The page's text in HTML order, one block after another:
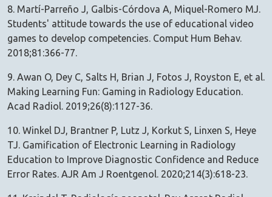
8. Martí-Parreño J, Galbis-Córdova A, Miquel-Romero MJ.
Students' attitude towards the use of educational video
games to develop competencies. Comput Hum Behav.
2018;81:366-77.
9. Awan O, Dey C, Salts H, Brian J, Fotos J, Royston E, et al.
Making Learning Fun: Gaming in Radiology Education.
Acad Radiol. 2019;26(8):1127-36.
10. Winkel DJ, Brantner P, Lutz J, Korkut S, Linxen S, Heye
TJ. Gamification of Electronic Learning in Radiology
Education to Improve Diagnostic Confidence and Reduce
Error Rates. AJR Am J Roentgenol. 2020;214(3):618-23.